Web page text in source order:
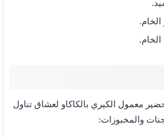
الخام.
معمول الكيري بالكاكاو لعشاق تناول
والمخبوزات: